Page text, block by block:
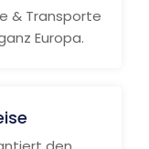
& Transporte
Europa.